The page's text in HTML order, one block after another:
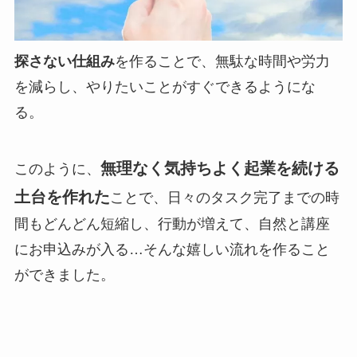
探さない仕組みを作ることで、無駄な時間や労力
を減らし、やりたいことがすぐできるようにな
る。
このように、 無理なく気持ちよく起業を続ける
土台を作れたことで、日々のタスク完了までの時
間もどんどん短縮し、行動が増えて、自然と講座
にお申込みが入る…そんな嬉しい流れを作ること
ができました。